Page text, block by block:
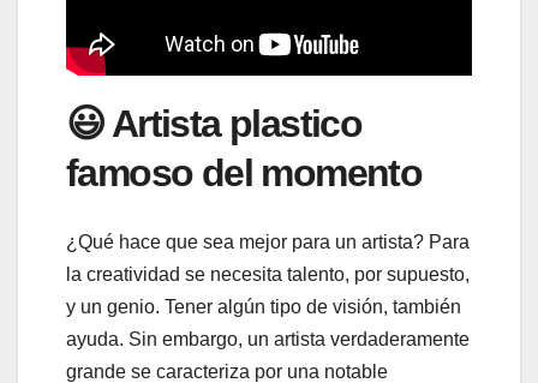
😃 Artista plastico
famoso del momento
¿Qué hace que sea mejor para un artista? Para
la creatividad se necesita talento, por supuesto,
y un genio. Tener algún tipo de visión, también
ayuda. Sin embargo, un artista verdaderamente
grande se caracteriza por una notable